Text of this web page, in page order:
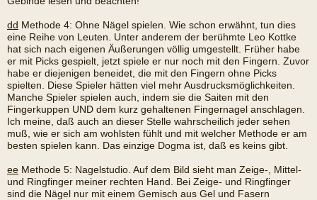
dd Methode 4: Ohne Nägel spielen. Wie schon erwähnt, tun dies
eine Reihe von Leuten. Unter anderem der berühmte Leo Kottke
hat sich nach eigenen Äußerungen völlig umgestellt. Früher habe
er mit Picks gespielt, jetzt spiele er nur noch mit den Fingern. Zuvor
habe er diejenigen beneidet, die mit den Fingern ohne Picks
spielten. Diese Spieler hätten viel mehr Ausdrucksmöglichkeiten.
Manche Spieler spielen auch, indem sie die Saiten mit den
Fingerkuppen UND dem kurz gehaltenen Fingernagel anschlagen.
Ich meine, daß auch an dieser Stelle wahrscheilich jeder sehen
muß, wie er sich am wohlsten fühlt und mit welcher Methode er am
besten spielen kann. Das einzige Dogma ist, daß es keins gibt.
ee Methode 5: Nagelstudio. Auf dem Bild sieht man Zeige-, Mittel-
und Ringfinger meiner rechten Hand. Bei Zeige- und Ringfinger
sind die Nägel nur mit einem Gemisch aus Gel und Fasern